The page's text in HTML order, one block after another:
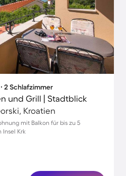
2 Schlafzimmer
und Grill | Stadtblick
Kroatien
mit Balkon für bis zu 5
Insel Krk